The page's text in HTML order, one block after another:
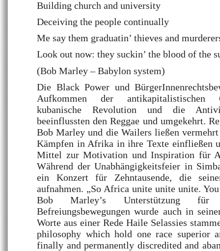
Building church and university
Deceiving the people continually
Me say them graduatin’ thieves and
Look out now: they suckin’ the blood of the
(Bob Marley – Babylon system)
Die Black Power und
Aufkommen der antikapitalistischen
kubanische Revolution und die
beeinflussten den Reggae und umgekehrt.
Bob Marley und die Wailers ließen
Kämpfen in Afrika in ihre Texte einfließen
Mittel zur Motivation und Inspiration für
Während der Unabhängigkeitsfeier in
ein Konzert für Zehntausende, die
aufnahmen. „So Africa unite unite unite.
Bob Marley’s Unterstützung für
Befreiungsbewegungen wurde auch in
Worte aus einer Rede Haile Selassies
philosophy which hold one race superior
finally and permanently discredited and